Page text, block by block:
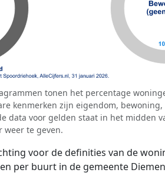
tonen het percentage
kenmerken zijn eigendom,
data voor gelden staat in het midden
weer te geven.
voor de definities van de
per buurt in de gemeente